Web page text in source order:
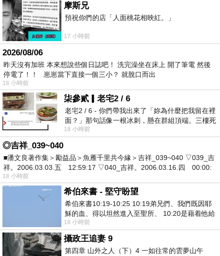
摩斯兄
預祝你們的店「人面桃花相映紅。」
17 小時前
2026/08/06
昨天沒有加班 本來想說些個日誌吧！ 洗完澡坐在床上 開了筆電 然後
停電了！！ 崽崽當下直接一個三小？ 就脫口而出
18 小時前
柒參貳▎老宅2 / 6
老宅2 / 6 - 你們帶我出來了「妳為什麼把我留在裡
面？」那句話像一根冰刺，懸在群組頂端。三樓死
死盯著照片裡的人。那個人確實站在
18 小時前
◎吉祥_039~040
■潘文良著作集＞勵益品＞魚雁千里共今緣＞吉祥_039~040 ▽039_吉
祥。2006.03.03.五 12:59:17 ▽040_吉祥。2006.03.16.四 00:00:
18 小時前
希伯來書 - 堅守盼望
希伯來書10:19-10:25 10:19弟兄們、我們既因耶
穌的血、得以坦然進入至聖所、 10:20是藉着他給
我們開了一條又新又活的路從幔子經過
18 小時前
攝政王追妻 9
第四章 山外之人（下）4 一如往常的雲夢山午